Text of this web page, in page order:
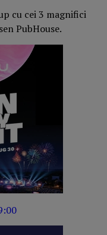
cu cei 3 magnifici
PubHouse.